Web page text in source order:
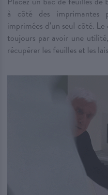
à côté des imprimantes
imprimées d’un seul côté.
toujours par avoir une
récupérer les feuilles et les